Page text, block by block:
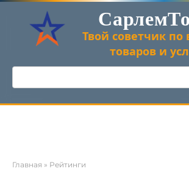
Перейти
контенту
Твой советчик по
товаров и
Поиск:
Главная » Рейтинги